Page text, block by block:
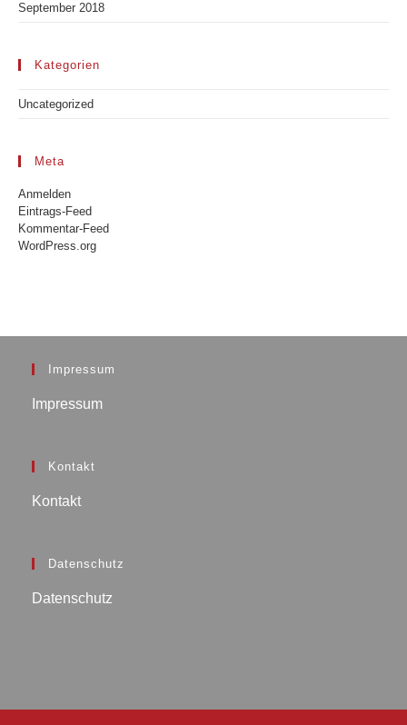
September 2018
Kategorien
Uncategorized
Meta
Anmelden
Eintrags-Feed
Kommentar-Feed
WordPress.org
Impressum
Impressum
Kontakt
Kontakt
Datenschutz
Datenschutz